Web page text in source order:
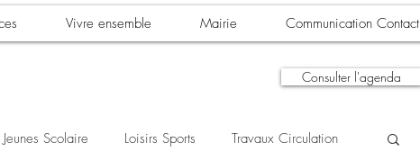
Vivre ensemble Mairie Communication Contact
Consulter l'agenda
Jeunes Scolaire Loisirs Sports Travaux Circulation